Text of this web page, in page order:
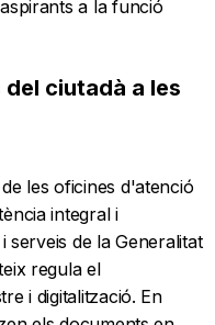
a la funció
ciutadà a les
les oficines d'atenció
integral i
serveis de la Generalitat
regula el
i digitalització. En